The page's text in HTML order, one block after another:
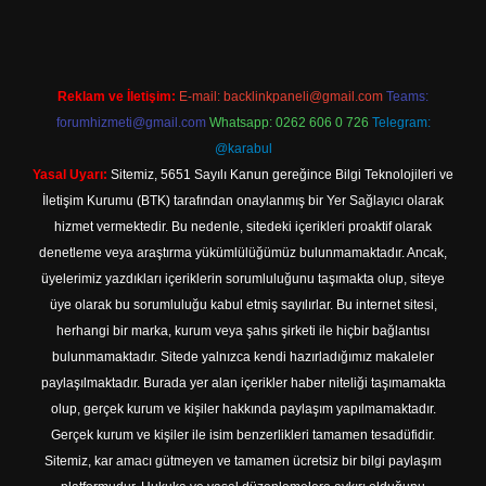
Reklam ve İletişim: E-mail: backlinkpaneli@gmail.com Teams:
forumhizmeti@gmail.com Whatsapp: 0262 606 0 726 Telegram:
@karabul
Yasal Uyarı: Sitemiz, 5651 Sayılı Kanun gereğince Bilgi Teknolojileri ve
İletişim Kurumu (BTK) tarafından onaylanmış bir Yer Sağlayıcı olarak
hizmet vermektedir. Bu nedenle, sitedeki içerikleri proaktif olarak
denetleme veya araştırma yükümlülüğümüz bulunmamaktadır. Ancak,
üyelerimiz yazdıkları içeriklerin sorumluluğunu taşımakta olup, siteye
üye olarak bu sorumluluğu kabul etmiş sayılırlar. Bu internet sitesi,
herhangi bir marka, kurum veya şahıs şirketi ile hiçbir bağlantısı
bulunmamaktadır. Sitede yalnızca kendi hazırladığımız makaleler
paylaşılmaktadır. Burada yer alan içerikler haber niteliği taşımamakta
olup, gerçek kurum ve kişiler hakkında paylaşım yapılmamaktadır.
Gerçek kurum ve kişiler ile isim benzerlikleri tamamen tesadüfidir.
Sitemiz, kar amacı gütmeyen ve tamamen ücretsiz bir bilgi paylaşım